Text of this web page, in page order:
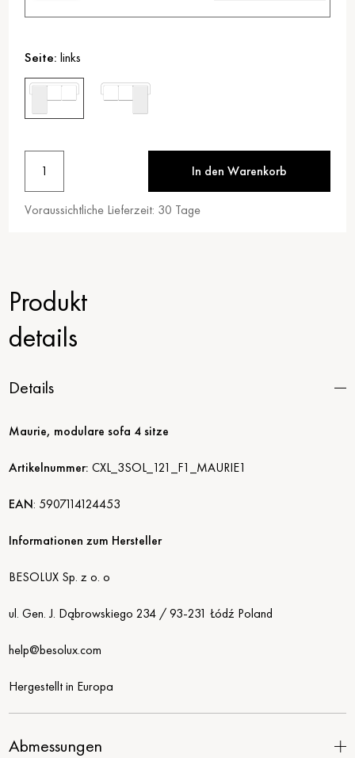
Seite: links
1 In den Warenkorb
Voraussichtliche Lieferzeit: 30 Tage
Produkt
details
Details
Maurie, modulare sofa 4 sitze
Artikelnummer: CXL_3SOL_121_F1_MAURIE1
EAN: 5907114124453
Informationen zum Hersteller
BESOLUX Sp. z o. o
ul. Gen. J. Dąbrowskiego 234 / 93-231 Łódź Poland
help@besolux.com
Hergestellt in Europa
Abmessungen